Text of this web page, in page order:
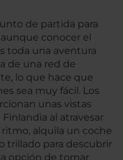
de partida para
conocer el
toda una aventura
de una red de
lo que hace que
sea muy fácil. Los
unas vistas
al atravesar
ritmo, alquila un coche
trillado para descubrir
opción de tomar